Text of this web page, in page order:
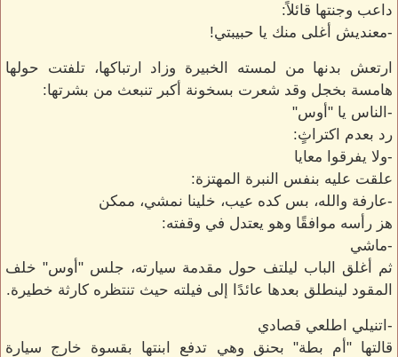
داعب وجنتها قائلاً:
-معنديش أغلى منك يا حبيبتي!
ارتعش بدنها من لمسته الخبيرة وزاد ارتباكها، تلفتت حولها
هامسة بخجل وقد شعرت بسخونة أكبر تنبعث من بشرتها:
-الناس يا "أوس"
رد بعدم اكتراثٍ:
-ولا يفرقوا معايا
علقت عليه بنفس النبرة المهتزة:
-عارفة والله، بس كده عيب، خلينا نمشي، ممكن
هز رأسه موافقًا وهو يعتدل في وقفته:
-ماشي
ثم أغلق الباب ليلتف حول مقدمة سيارته، جلس "أوس" خلف
المقود لينطلق بعدها عائدًا إلى فيلته حيث تنتظره كارثة خطيرة.
-اتنيلي اطلعي قصادي
قالتها "أم بطة" بحنقٍ وهي تدفع ابنتها بقسوة خارج سيارة